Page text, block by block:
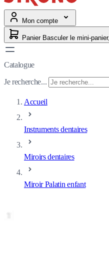
Mon compte
Panier
Catalogue
Je recherche...
Accueil
Instruments dentaires
Miroirs dentaires
Miroir Palatin enfant